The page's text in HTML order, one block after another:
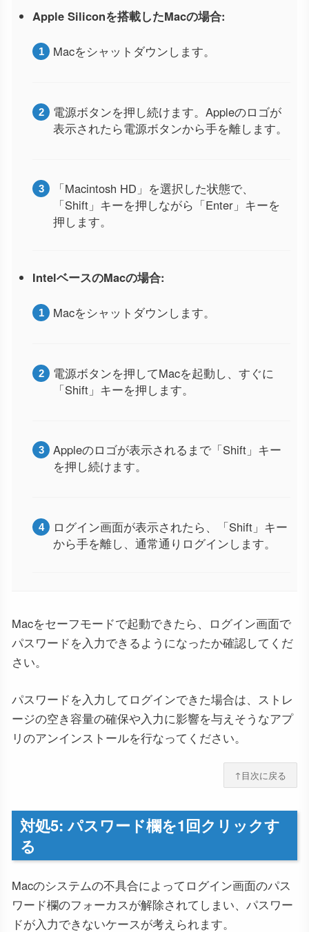
Apple Siliconを搭載したMacの場合:
Macをシャットダウンします。
電源ボタンを押し続けます。Appleのロゴが
表示されたら電源ボタンから手を離します。
「Macintosh HD」を選択した状態で、
「Shift」キーを押しながら「Enter」キーを
押します。
IntelベースのMacの場合:
Macをシャットダウンします。
電源ボタンを押してMacを起動し、すぐに
「Shift」キーを押します。
Appleのロゴが表示されるまで「Shift」キー
を押し続けます。
ログイン画面が表示されたら、「Shift」キー
から手を離し、通常通りログインします。
Macをセーフモードで起動できたら、ログイン画面で
パスワードを入力できるようになったか確認してくだ
さい。
パスワードを入力してログインできた場合は、ストレ
ージの空き容量の確保や入力に影響を与えそうなアプ
リのアンインストールを行なってください。
↑目次に戻る
対処5: パスワード欄を1回クリックす
る
Macのシステムの不具合によってログイン画面のパス
ワード欄のフォーカスが解除されてしまい、パスワー
ドが入力できないケースが考えられます。